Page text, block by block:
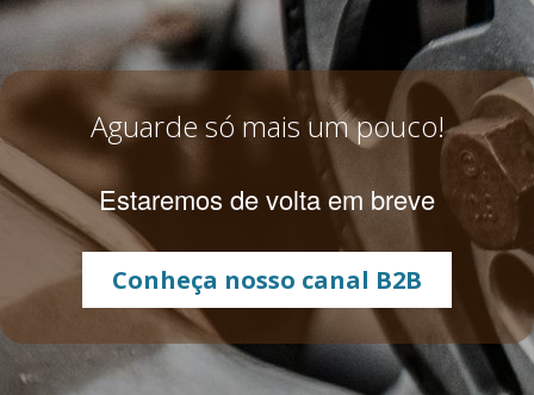
Aguarde só mais um pouco!
Estaremos de volta em breve
Conheça nosso canal B2B